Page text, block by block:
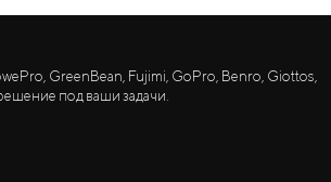
GreenBean, Fujimi, GoPro, Benro, Giottos,
под ваши задачи.